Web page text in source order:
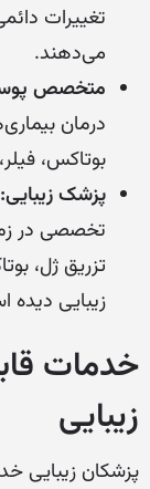
تغییرات
می‌دهند.
متخصص
درمان
بوتاکس،
پزشک زیبایی:
تخصصی در
تزریق ژل،
زیبایی دیده
خدمات
زیبایی
پزشکان زیبایی